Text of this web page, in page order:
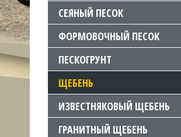
СЕЯНЫЙ ПЕСОК
ФОРМОВОЧНЫЙ ПЕСОК
ПЕСКОГРУНТ
ЩЕБЕНЬ
ИЗВЕСТНЯКОВЫЙ ЩЕБЕНЬ
ГРАНИТНЫЙ ЩЕБЕНЬ